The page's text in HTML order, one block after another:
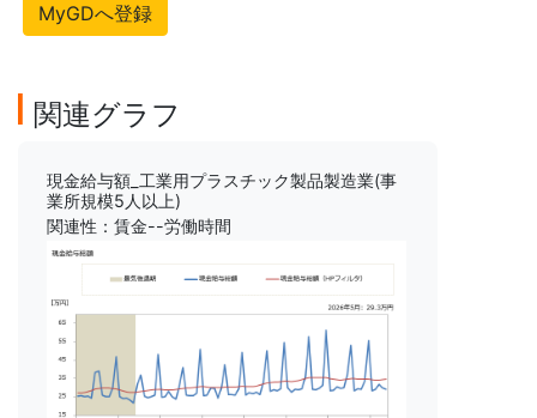
MyGDへ登録
関連グラフ
現金給与額_工業用プラスチック製品製造業(事
業所規模5人以上)
関連性：賃金--労働時間